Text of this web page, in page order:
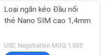
cáp
128
Loại ngăn kéo Đầu nối
thẻ Nano SIM cao 1,4mm
USD, Negotiation MOQ:1.000